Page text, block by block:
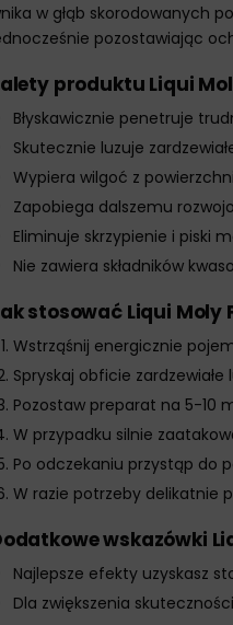
w głąb skorodowanych
pozostawiając
produktu Liqui
Błyskawicznie penetruje
Skutecznie luzuje
Wypiera wilgoć z
Zapobiega dalszemu
Eliminuje skrzypienie i piski
Nie zawiera składników
stosować Liqui Moly
Wstrząśnij energicznie
Spryskaj obficie
Pozostaw preparat na 5-10
W przypadku silnie
Po odczekaniu przystąp do
W razie potrzeby delikatnie
wskazówki
Najlepsze efekty uzyskasz
Dla zwiększenia